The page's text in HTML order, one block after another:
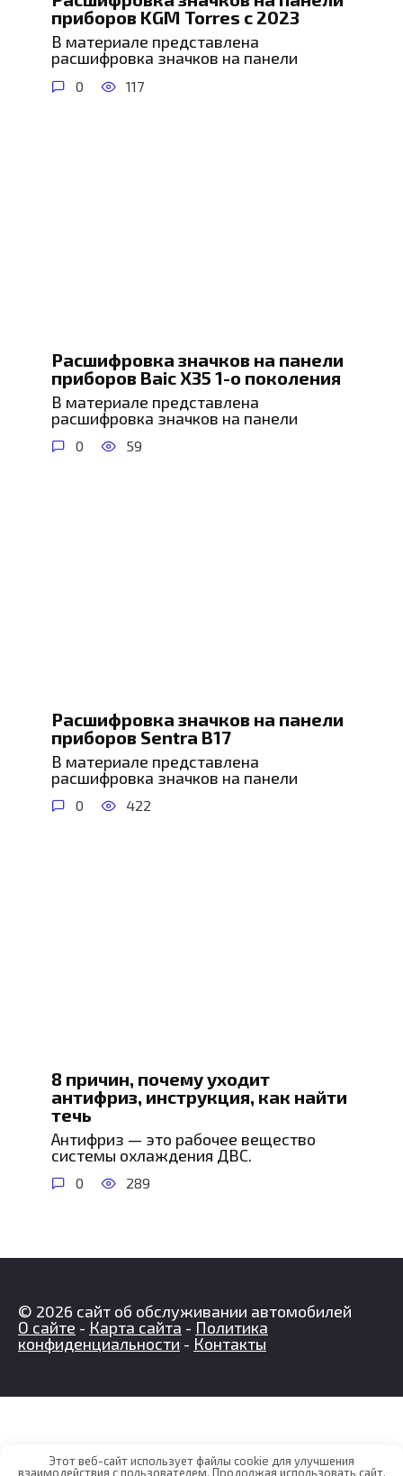
приборов KGM Torres с 2023
В материале представлена
расшифровка значков на панели
0 117
Расшифровка значков на панели
приборов Baic X35 1-о поколения
В материале представлена
расшифровка значков на панели
0 59
Расшифровка значков на панели
приборов Sentra B17
В материале представлена
расшифровка значков на панели
0 422
8 причин, почему уходит
антифриз, инструкция, как найти
течь
Антифриз — это рабочее вещество
системы охлаждения ДВС.
0 289
© 2026 сайт об обслуживании автомобилей
О сайте - Карта сайта - Политика
конфиденциальности - Контакты
Этот веб-сайт использует файлы cookie для улучшения
взаимодействия с пользователем. Продолжая использовать сайт,